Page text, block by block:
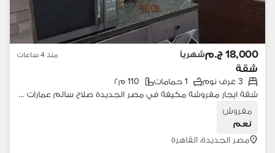
18,000 ج.م شهرياً منذ 4 ساعات
شقة
3 غرف نوم 1 حمامات
110 م٢
شقة ايجار مفروشة مكيفة في مصر الجديدة صلاح سالم عمارات خلف العبور
مفروش
نعم
مصر الجديدة، القاهرة